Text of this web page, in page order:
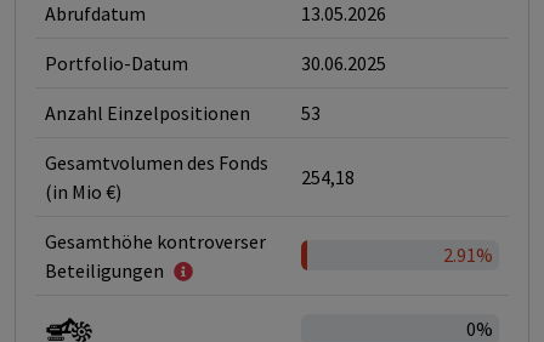
Abrufdatum 13.05.2026
Portfolio-Datum 30.06.2025
Anzahl Einzelpositionen 53
Gesamtvolumen des Fonds
(in Mio €)
254,18
Gesamthöhe kontroverser
Beteiligungen
2.91%
0%